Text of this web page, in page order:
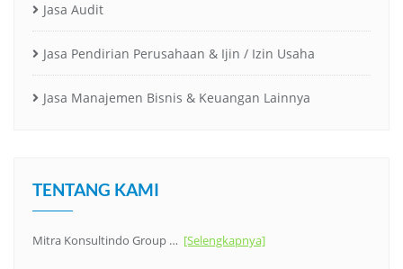
Jasa Audit
Jasa Pendirian Perusahaan & Ijin / Izin Usaha
Jasa Manajemen Bisnis & Keuangan Lainnya
TENTANG KAMI
Mitra Konsultindo Group … [Selengkapnya]